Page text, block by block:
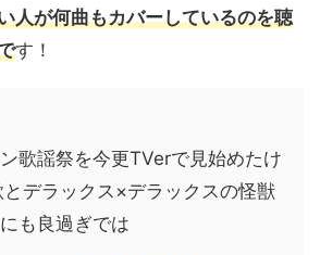
人が何曲もカバーしているのを聴
す！
歌謡祭を今更TVerで見始めたけ
とデラックス×デラックスの怪獣
も良過ぎでは